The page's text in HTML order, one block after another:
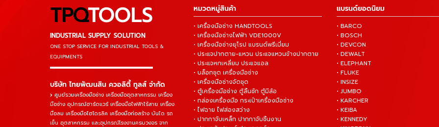
TPQTOOLS
INDUSTRIAL SUPPLY SOLUTION
ONE STOP SERVICE FOR INDUSTRIAL TOOLS &
EQUIPMENTS
▬▬▬▬▬▬▬▬▬▬▬▬▬▬▬
บริษัท ไทยพัฒนสิน ควอลิตี้ ทูลส์ จำกัด
ศูนย์รวมเครื่องมือช่าง เครื่องมืออุตสาหกรรม เครื่อง
มือช่าง อุปกรณ์ฮาร์ดแวร์ เครื่องมือไฟฟ้าไร้สาย เครื่อง
มือลม เครื่องมือไฮโดรลิค เครื่องมือก่อสร้าง บันได รถ
เข็น อุตสาหกรรม และอุปกรณ์โรงงานครบวงจร จาก
หมวดหมู่สินค้า
• เครื่องมือช่าง HANDTOOLS
• เครื่องมือช่างไฟฟ้า VDE1000V
• เครื่องมือช่างยุโรป แบรนด์พรีเมี่ยม
• ประแจปากตาย-แหวน ประแจแหวนข้างปากตาย
• ประแจหกเหลี่ยม ประแจแอล
• บล็อกชุด เครื่องมือช่าง
• เครื่องมือช่างจัดชุด
• ตู้เครื่องมือช่าง ตู้ลิ้นชัก ตู้มีล้อ
• กล่องเครื่องมือ กระเป๋าเครื่องมือช่าง
• ไฟฉาย ไฟส่องสว่าง
• ปากกาจับเหล็ก ปากกาจับชิ้นงาน
แบรนด์ยอดนิยม
• BARCO
• BOSCH
• DEVCON
• DEWALT
• ELEPHANT
• FLUKE
• INSIZE
• JUMBO
• KARCHER
• KEIBA
• KENNEDY